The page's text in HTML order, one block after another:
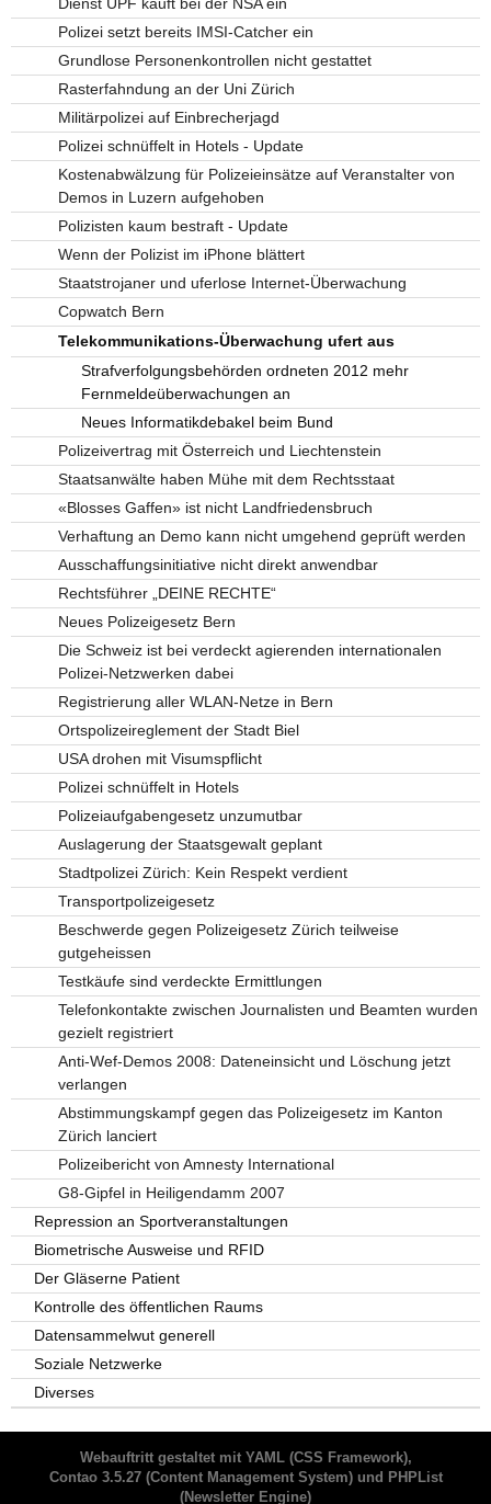
Polizei setzt bereits IMSI-Catcher ein
Grundlose Personenkontrollen nicht gestattet
Rasterfahndung an der Uni Zürich
Militärpolizei auf Einbrecherjagd
Polizei schnüffelt in Hotels - Update
Kostenabwälzung für Polizeieinsätze auf Veranstalter von
Demos in Luzern aufgehoben
Polizisten kaum bestraft - Update
Wenn der Polizist im iPhone blättert
Staatstrojaner und uferlose Internet-Überwachung
Copwatch Bern
Telekommunikations-Überwachung ufert aus
Strafverfolgungsbehörden ordneten 2012 mehr
Fernmeldeüberwachungen an
Neues Informatikdebakel beim Bund
Polizeivertrag mit Österreich und Liechtenstein
Staatsanwälte haben Mühe mit dem Rechtsstaat
«Blosses Gaffen» ist nicht Landfriedensbruch
Verhaftung an Demo kann nicht umgehend geprüft werden
Ausschaffungsinitiative nicht direkt anwendbar
Rechtsführer „DEINE RECHTE“
Neues Polizeigesetz Bern
Die Schweiz ist bei verdeckt agierenden internationalen
Polizei-Netzwerken dabei
Registrierung aller WLAN-Netze in Bern
Ortspolizeireglement der Stadt Biel
USA drohen mit Visumspflicht
Polizei schnüffelt in Hotels
Polizeiaufgabengesetz unzumutbar
Auslagerung der Staatsgewalt geplant
Stadtpolizei Zürich: Kein Respekt verdient
Transportpolizeigesetz
Beschwerde gegen Polizeigesetz Zürich teilweise
gutgeheissen
Testkäufe sind verdeckte Ermittlungen
Telefonkontakte zwischen Journalisten und Beamten wurden
gezielt registriert
Anti-Wef-Demos 2008: Dateneinsicht und Löschung jetzt
verlangen
Abstimmungskampf gegen das Polizeigesetz im Kanton
Zürich lanciert
Polizeibericht von Amnesty International
G8-Gipfel in Heiligendamm 2007
Repression an Sportveranstaltungen
Biometrische Ausweise und RFID
Der Gläserne Patient
Kontrolle des öffentlichen Raums
Datensammelwut generell
Soziale Netzwerke
Diverses
Webauftritt gestaltet mit YAML(CSS Framework),
Contao 3.5.27(Content Management System) und PHPList
(Newsletter Engine)